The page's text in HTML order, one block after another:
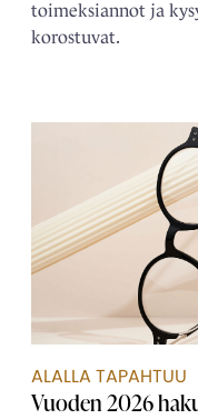
toimeksiannot ja
korostuvat.
ALALLA TAPAHTUU
Vuoden 2026